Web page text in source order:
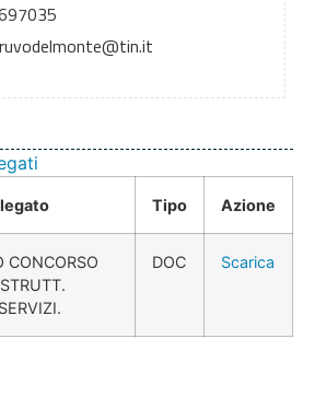
Tipo Azione
CONCORSO
DOC Scarica